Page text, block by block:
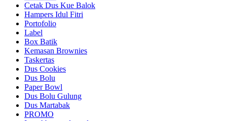
Cetak Dus Kue Balok
Hampers Idul Fitri
Portofolio
Label
Box Batik
Kemasan Brownies
Taskertas
Dus Cookies
Dus Bolu
Paper Bowl
Dus Bolu Gulung
Dus Martabak
PROMO